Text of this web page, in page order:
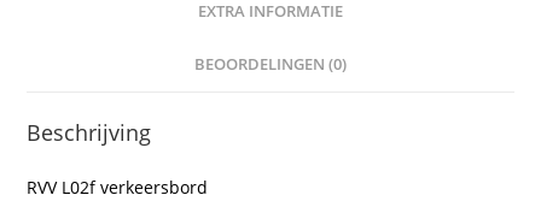
EXTRA INFORMATIE
BEOORDELINGEN (0)
Beschrijving
RVV L02f verkeersbord